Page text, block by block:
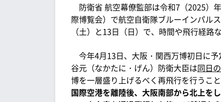
防衛省 航空幕僚監部は令和7（2025）
際博覧会）で航空自衛隊ブルーインパル
（土）と13日（日）で、時間や飛行経路
今年4月13日、大阪・関西万博初日に
谷元（なかたに・げん）防衛大臣は同日
博を一層盛り上げるべく再飛行を行うこ
国際空港を離陸後、大阪南部から北上を